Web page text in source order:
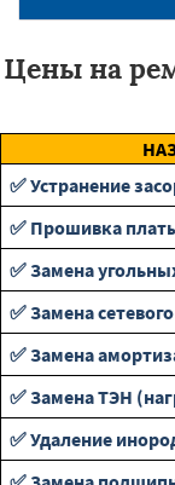
Цены на
✅ Устранение
✅ Прошивка
✅ Замена
✅ Замена
✅ Замена
✅ Замена ТЭН
✅ Удаление